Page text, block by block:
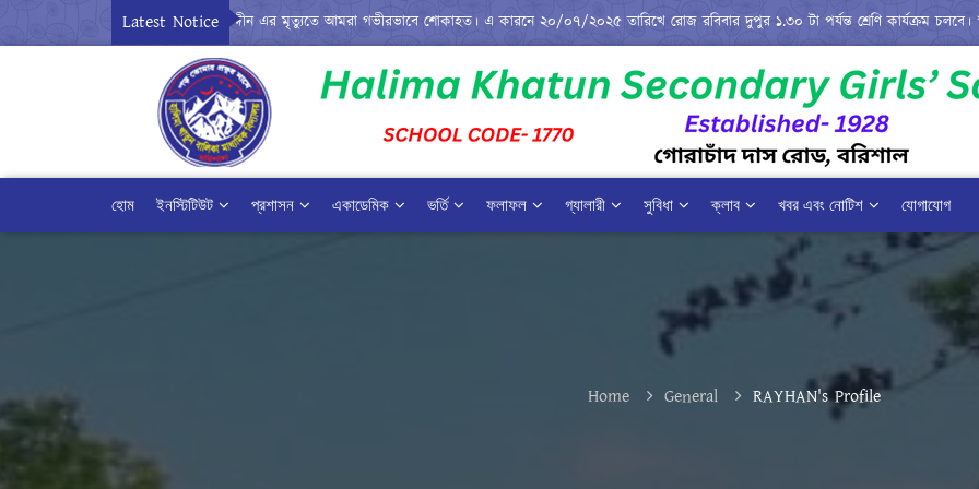
Latest Notice
সিনিয়র শিক্ষক জনাব মোঃ মহিউদ্দীন এর মৃত্যুতে আমরা গভীরভাবে শোকাহত। এ কারনে ২০/০৭/২০২৫ তারিখে রোজ রবিবার দুপুর ১.৩০ টা পর্যন্ত শ্রেণি কার্যক্রম চলবে। ***
হোম ইনস্টিটিউট প্রশাসন একাডেমিক ভর্তি ফলাফল গ্যালারী সুবিধা ক্লাব খবর এবং নোটিশ যোগাযোগ
Home General RAYHAN's Profile